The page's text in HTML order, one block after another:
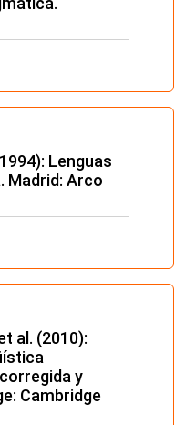
Lenguas
Madrid: Arco
al. (2010):
y
Cambridge